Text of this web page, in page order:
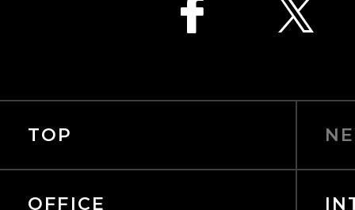
TOP
OFFICE